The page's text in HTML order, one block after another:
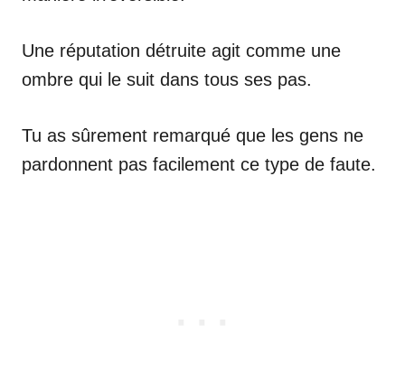
Une réputation détruite agit comme une
ombre qui le suit dans tous ses pas.
Tu as sûrement remarqué que les gens ne
pardonnent pas facilement ce type de faute.